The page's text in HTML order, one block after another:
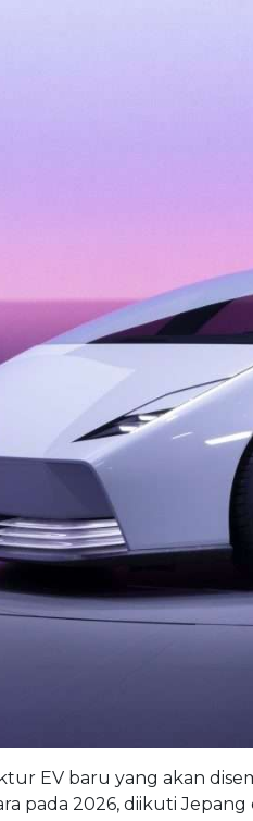
EV baru yang akan
pada 2026, diikuti Jepang